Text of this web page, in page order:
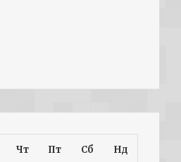
Чт Пт Сб Нд